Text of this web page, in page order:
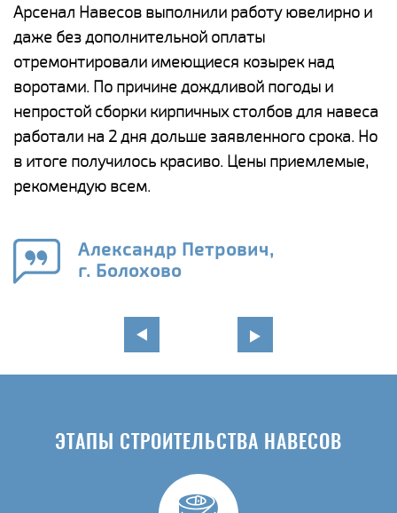
Арсенал Навесов выполнили работу ювелирно и
даже без дополнительной оплаты
отремонтировали имеющиеся козырек над
воротами. По причине дождливой погоды и
непростой сборки кирпичных столбов для навеса
работали на 2 дня дольше заявленного срока. Но
в итоге получилось красиво. Цены приемлемые,
рекомендую всем.
Александр Петрович,
г. Болохово
ЭТАПЫ СТРОИТЕЛЬСТВА НАВЕСОВ